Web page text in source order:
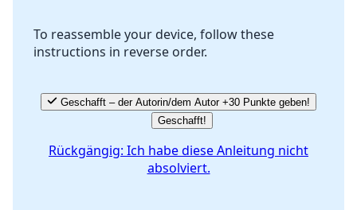
Abbrechen
To reassemble your device, follow these
instructions in reverse order.
Geschafft – der Autorin/dem Autor +30 Punkte geben!
Geschafft!
Rückgängig: Ich habe diese Anleitung nicht
absolviert.